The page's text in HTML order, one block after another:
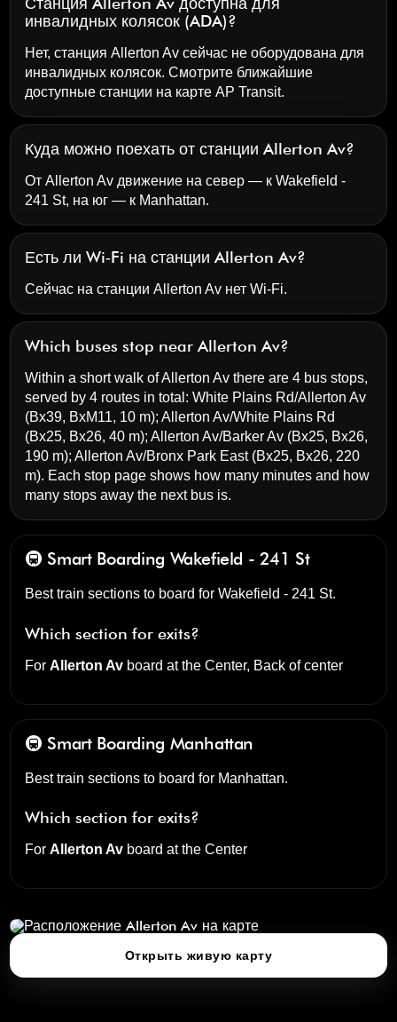
инвалидных колясок (ADA)?
Нет, станция Allerton Av сейчас не оборудована для
инвалидных колясок. Смотрите ближайшие
доступные станции на карте AP Transit.
Куда можно поехать от станции Allerton Av?
От Allerton Av движение на север — к Wakefield -
241 St, на юг — к Manhattan.
Есть ли Wi‑Fi на станции Allerton Av?
Сейчас на станции Allerton Av нет Wi‑Fi.
Which buses stop near Allerton Av?
Within a short walk of Allerton Av there are 4 bus stops,
served by 4 routes in total:White Plains Rd/Allerton Av
(Bx39, BxM11, 10 m);Allerton Av/White Plains Rd
(Bx25, Bx26, 40 m);Allerton Av/Barker Av (Bx25, Bx26,
190 m);Allerton Av/Bronx Park East(Bx25, Bx26, 220
m). Each stop page shows how many minutes and how
many stops away the next bus is.
🚇 Smart Boarding Wakefield - 241 St
Best train sections to board for Wakefield - 241 St.
Which section for exits?
ForAllerton Av board at theCenter, Back of center
🚇 Smart Boarding Manhattan
Best train sections to board for Manhattan.
Which section for exits?
ForAllerton Av board at theCenter
Открыть живую карту